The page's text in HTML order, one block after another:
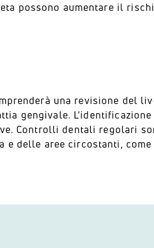
possono aumentare il
una revisione del
gengivale.
Controlli dentali regolari
e delle aree circostanti,